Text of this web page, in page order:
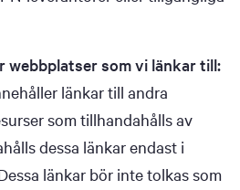
webbplatser som vi länkar till:
länkar till andra
som tillhandahålls av
dessa länkar endast i
länkar bör inte tolkas som